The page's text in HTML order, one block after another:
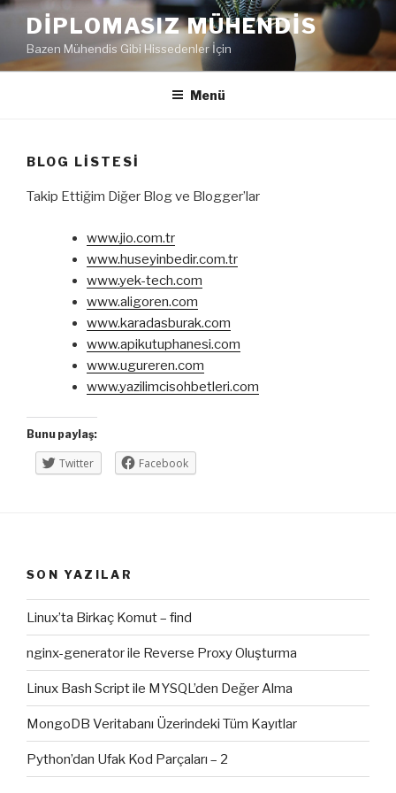
İçeriğe
DIPLOMASIZ MÜHENDIS
Bazen Mühendis Gibi Hissedenler İçin
Menü
BLOG LISTESI
Takip Ettiğim Diğer Blog ve Blogger’lar
www.jio.com.tr
www.huseyinbedir.com.tr
www.yek-tech.com
www.aligoren.com
www.karadasburak.com
www.apikutuphanesi.com
www.ugureren.com
www.yazilimcisohbetleri.com
Bunu paylaş:
Twitter Facebook
SON YAZILAR
Linux’ta Birkaç Komut – find
nginx-generator ile Reverse Proxy Oluşturma
Linux Bash Script ile MYSQL’den Değer Alma
MongoDB Veritabanı Üzerindeki Tüm Kayıtlar
Python’dan Ufak Kod Parçaları – 2